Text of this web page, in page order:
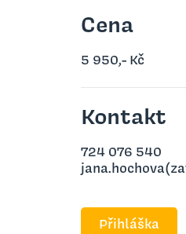
Cena
5 950,- Kč
Kontakt
724 076 540
Přihláška